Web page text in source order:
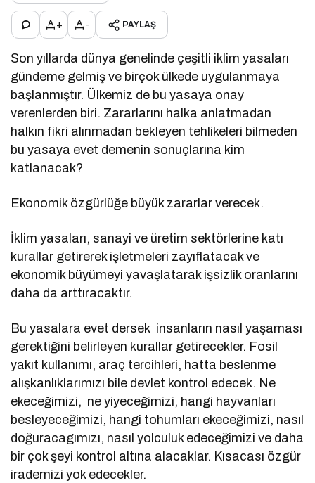
+ - PAYLAŞ
Son yıllarda dünya genelinde çeşitli iklim yasaları
gündeme gelmiş ve birçok ülkede uygulanmaya
başlanmıştır. Ülkemiz de bu yasaya onay
verenlerden biri. Zararlarını halka anlatmadan
halkın fikri alınmadan bekleyen tehlikeleri bilmeden
bu yasaya evet demenin sonuçlarına kim
katlanacak?
Ekonomik özgürlüğe büyük zararlar verecek.
İklim yasaları, sanayi ve üretim sektörlerine katı
kurallar getirerek işletmeleri zayıflatacak ve
ekonomik büyümeyi yavaşlatarak işsizlik oranlarını
daha da arttıracaktır.
Bu yasalara evet dersek insanların nasıl yaşaması
gerektiğini belirleyen kurallar getirecekler. Fosil
yakıt kullanımı, araç tercihleri, hatta beslenme
alışkanlıklarımızı bile devlet kontrol edecek. Ne
ekeceğimizi, ne yiyeceğimizi, hangi hayvanları
besleyeceğimizi, hangi tohumları ekeceğimizi, nasıl
doğuracagımızı, nasıl yolculuk edeceğimizi ve daha
bir çok şeyi kontrol altına alacaklar. Kısacası özgür
irademizi yok edecekler.